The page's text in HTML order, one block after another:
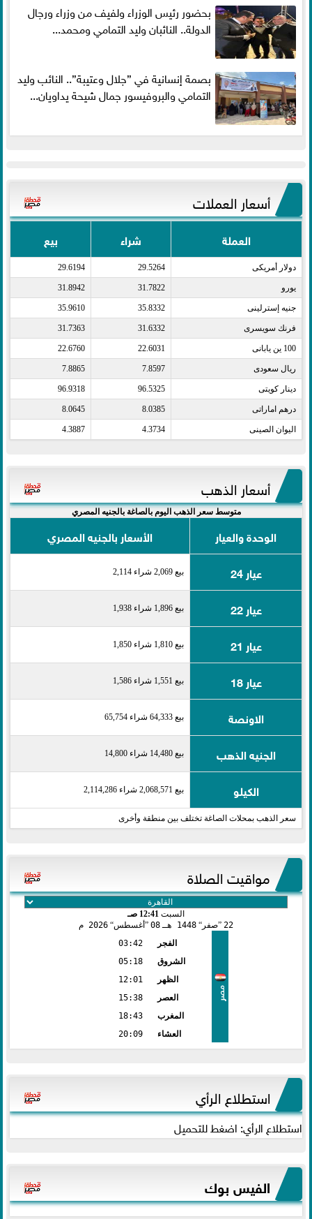
بحضور رئيس الوزراء ولفيف من وزراء ورجال
الدولة.. النائبان وليد التمامي ومحمد...
بصمة إنسانية في ”جلال وعتيبة”.. النائب وليد
التمامي والبروفيسور جمال شيحة يداويان...
أسعار العملات
العملة شراء بيع
دولار أمريكى​ 29.5264
29.6194
يورو​ 31.7822
31.8942
جنيه إسترلينى​ 35.8332
35.9610
فرنك سويسرى​ 31.6332
31.7363
100 ين يابانى​ 22.6031
22.6760
ريال سعودى​ 7.8597
7.8865
دينار كويتى​ 96.5325
96.9318
درهم اماراتى​ 8.0385
8.0645
اليوان الصينى​ 4.3734
4.3887
أسعار الذهب
متوسط سعر الذهب اليوم بالصاغة بالجنيه المصري
الوحدة والعيار
الأسعار بالجنيه المصري
عيار 24
بيع 2,069 شراء 2,114
عيار 22 بيع 1,896 شراء 1,938
عيار 21 بيع 1,810 شراء 1,850
عيار 18 بيع 1,551 شراء 1,586
الاونصة بيع 64,333 شراء 65,754
الجنيه الذهب بيع 14,480 شراء 14,800
الكيلو بيع 2,068,571 شراء 2,114,286
سعر الذهب بمحلات الصاغة تختلف بين منطقة وأخرى
مواقيت الصلاة
السبت 12:41 صـ
22
صفر 1448 هـ 08 أغسطس 2026 م
مصر
الفجر
03:42
الشروق
05:18
الظهر
12:01
العصر
15:38
المغرب
18:43
العشاء
20:09
استطلاع الرأي
استطلاع الرأي: اضغط للتحميل
الفيس بوك